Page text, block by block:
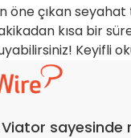
öne çıkan
kısa bir
Keyifli
sayesinde